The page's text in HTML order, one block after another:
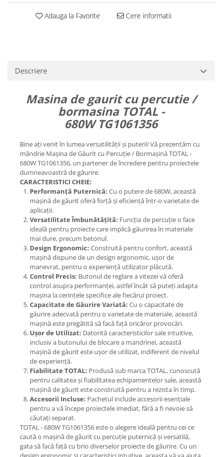
Adauga la Favorite Cere informatii
Descriere
Masina de gaurit cu percutie /
bormasina TOTAL -
680W TG1061356
Bine ați venit în lumea versatilității și puterii! Vă prezentăm cu
mândrie Mașina de Găurit cu Percuție / Bormașină TOTAL -
680W TG1061356, un partener de încredere pentru proiectele
dumneavoastră de găurire.
CARACTERISTICI CHEIE:
Performanță Puternică: Cu o putere de 680W, această
mașină de găurit oferă forță și eficiență într-o varietate de
aplicații.
Versatilitate Îmbunătățită: Funcția de percuție o face
ideală pentru proiecte care implică găurirea în materiale
mai dure, precum betonul.
Design Ergonomic: Construită pentru confort, această
mașină dispune de un design ergonomic, ușor de
manevrat, pentru o experiență utilizator plăcută.
Control Precis: Butonul de reglare a vitezei vă oferă
control asupra performanței, astfel încât să puteți adapta
mașina la cerințele specifice ale fiecărui proiect.
Capacitate de Găurire Variată: Cu o capacitate de
găurire adecvată pentru o varietate de materiale, această
mașină este pregătită să facă față oricăror provocări.
Ușor de Utilizat: Datorită caracteristicilor sale intuitive,
inclusiv a butonului de blocare a mandrinei, această
mașină de găurit este ușor de utilizat, indiferent de nivelul
de experiență.
Fiabilitate TOTAL: Produsă sub marca TOTAL, cunoscută
pentru calitatea și fiabilitatea echipamentelor sale, această
mașină de găurit este construită pentru a rezista în timp.
Accesorii Incluse: Pachetul include accesorii esențiale
pentru a vă începe proiectele imediat, fără a fi nevoie să
căutați separat.
TOTAL - 680W TG1061356 este o alegere ideală pentru cei ce
caută o mașină de găurit cu percuție puternică și versatilă,
gata să facă față cu brio diverselor proiecte de găurire. Cu un